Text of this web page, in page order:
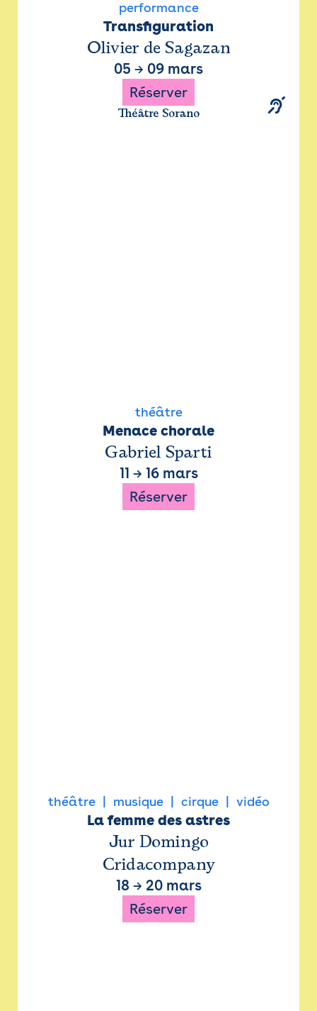
performance
Transfiguration
Olivier de Sagazan
05 → 09 mars
Réserver
Théâtre Sorano
théâtre
Menace chorale
Gabriel Sparti
11 → 16 mars
Réserver
théâtre musique cirque vidéo
La femme des astres
Jur Domingo
Cridacompany
18 → 20 mars
Réserver